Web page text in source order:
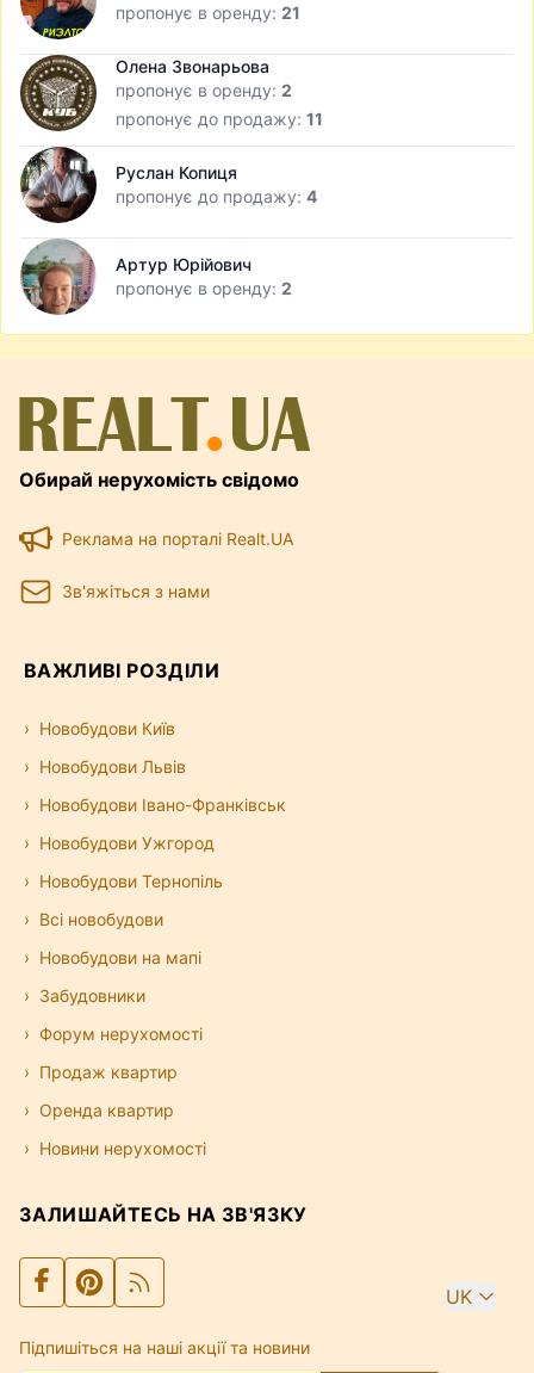
пропонує в оренду: 21
Олена Звонарьова
пропонує в оренду: 2
пропонує до продажу: 11
Руслан Копиця
пропонує до продажу: 4
Артур Юрійович
пропонує в оренду: 2
Обирай нерухомість свідомо
Реклама на порталі Realt.UA
Зв'яжіться з нами
ВАЖЛИВІ РОЗДІЛИ
Новобудови Київ
Новобудови Львів
Новобудови Івано-Франківськ
Новобудови Ужгород
Новобудови Тернопіль
Всі новобудови
Новобудови на мапі
Забудовники
Форум нерухомості
Продаж квартир
Оренда квартир
Новини нерухомості
ЗАЛИШАЙТЕСЬ НА ЗВ'ЯЗКУ
UK
Підпишіться на наші акції та новини